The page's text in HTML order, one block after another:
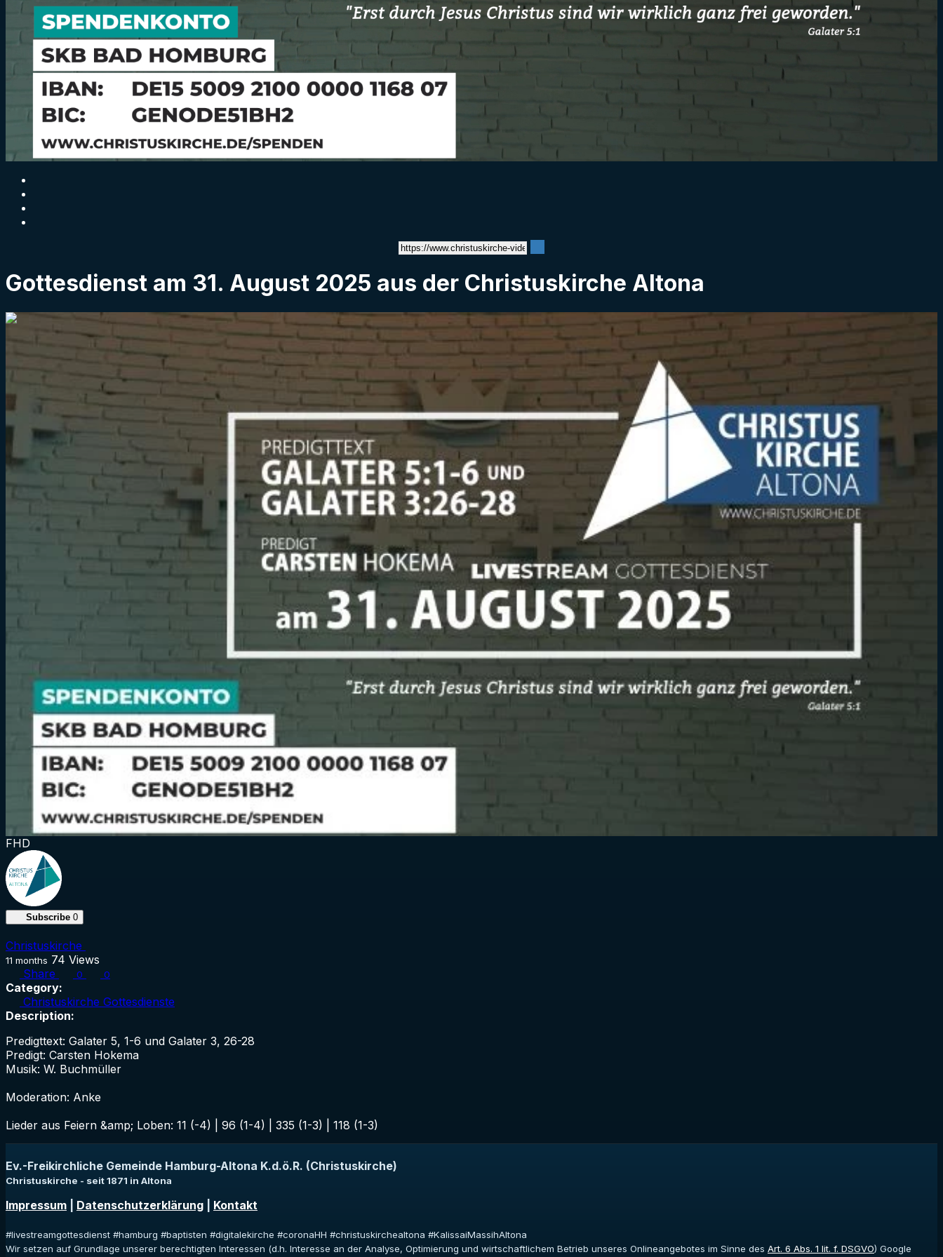
Gottesdienst am 31. August 2025 aus der Christuskirche Altona
1:01:58
FHD
Subscribe 0
Christuskirche
11 months 74 Views
Share
0 0
Category:
Christuskirche Gottesdienste
Description:
Predigttext: Galater 5, 1-6 und Galater 3, 26-28
Predigt: Carsten Hokema
Musik: W. Buchmüller
Moderation: Anke
Lieder aus Feiern &amp; Loben: 11 (-4) | 96 (1-4) | 335 (1-3) | 118 (1-3)
Ev.-Freikirchliche Gemeinde Hamburg-Altona K.d.ö.R. (Christuskirche)
Christuskirche - seit 1871 in Altona
Impressum Datenschutzerklärung Kontakt
#livestreamgottesdienst #hamburg #baptisten #digitalekirche #coronaHH #christuskirchealtona #KalissaiMassihAltona
Wir setzen auf Grundlage unserer berechtigten Interessen (d.h. Interesse an der Analyse, Optimierung und wirtschaftlichem Betrieb unseres Onlineangebotes im Sinne des Art. 6 Abs. 1 lit. f. DSGVO) Google